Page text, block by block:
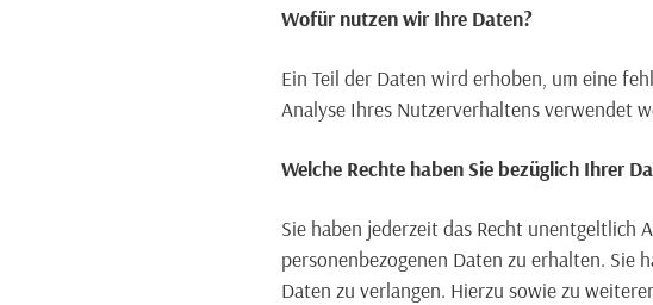
Wofür nutzen wir Ihre Daten?
Ein Teil der Daten wird erhoben, um eine
Analyse Ihres Nutzerverhaltens verwendet
Welche Rechte haben Sie bezüglich Ihrer
Sie haben jederzeit das Recht
personenbezogenen Daten zu erhalten. Sie
Daten zu verlangen. Hierzu sowie zu